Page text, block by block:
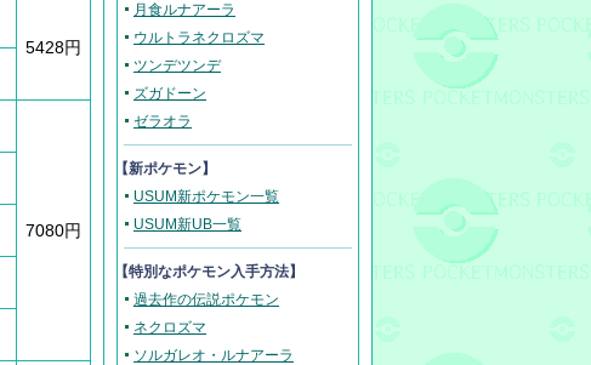
5428円
7080円
月食ルナアーラ
ウルトラネクロズマ
ツンデツンデ
ズガドーン
ゼラオラ
【新ポケモン】
USUM新ポケモン一覧
USUM新UB一覧
【特別なポケモン入手方法】
過去作の伝説ポケモン
ネクロズマ
ソルガレオ・ルナアーラ